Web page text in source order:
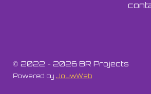
© 2022 - 2026 BR Projects
Powered by JouwWeb